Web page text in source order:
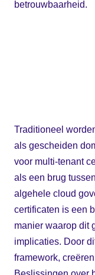
betrouwbaarheid.
Traditioneel
als gescheiden
voor multi-tenant
als een brug
algehele cloud
certificaten is een
manier waarop dit
implicaties. Door
framework,